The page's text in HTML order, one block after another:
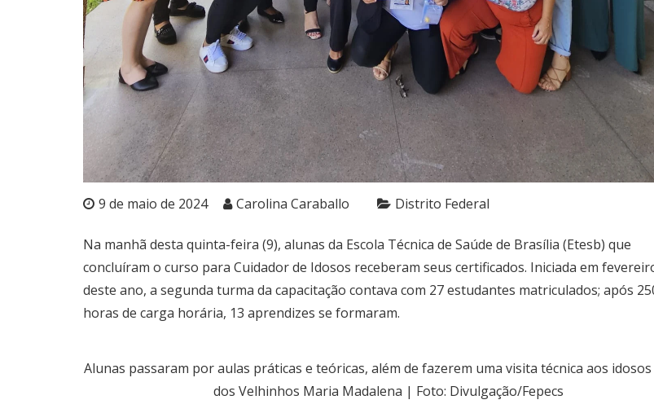
9 de maio de 2024 Carolina Caraballo Distrito Federal
Na manhã desta quinta-feira (9), alunas da Escola Técnica de Saúde de Brasília (Etesb) que
concluíram o curso para Cuidador de Idosos receberam seus certificados. Iniciada em
deste ano, a segunda turma da capacitação contava com 27 estudantes matriculados; após
horas de carga horária, 13 aprendizes se formaram.
Alunas passaram por aulas práticas e teóricas, além de fazerem uma visita técnica aos
dos Velhinhos Maria Madalena | Foto: Divulgação/Fepecs